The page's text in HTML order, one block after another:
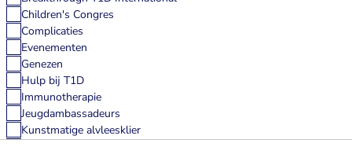
Children's Congres
Complicaties
Evenementen
Genezen
Hulp bij T1D
Immunotherapie
Jeugdambassadeurs
Kunstmatige alvleesklier